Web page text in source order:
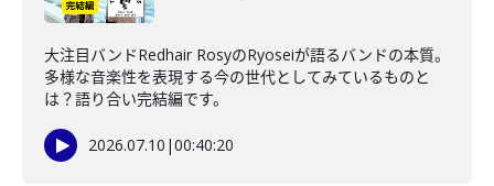
大注目バンドRedhair RosyのRyoseiが語るバンドの本質。
多様な音楽性を表現する今の世代としてみているものと
は？語り合い完結編です。
2026.07.10 |00:40:20